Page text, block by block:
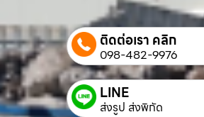
ติดต่อเรา คลิก
098-482-9976
LINE
ส่งรูป ส่งพิกัด